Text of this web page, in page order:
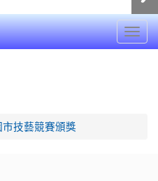
市技藝競賽頒獎